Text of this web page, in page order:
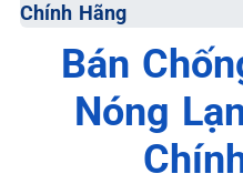
Chính Hãng
Bán
Nóng